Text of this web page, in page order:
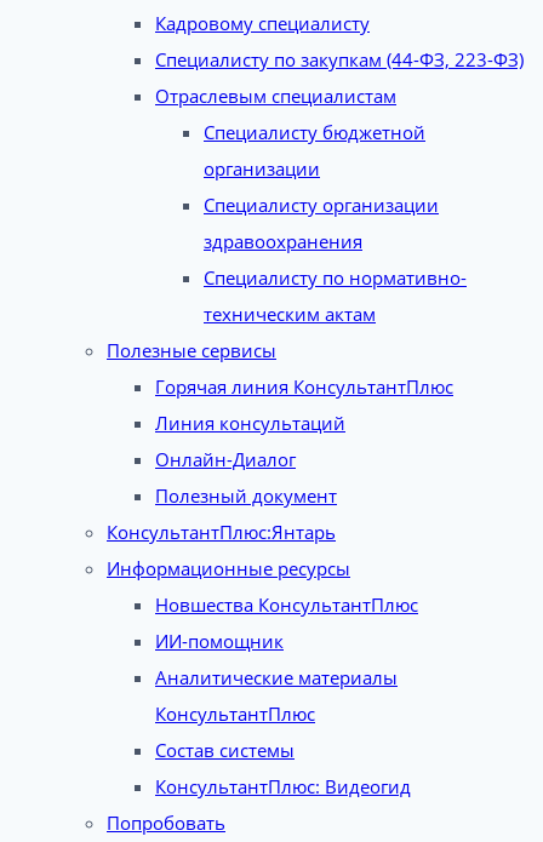
Кадровому специалисту
Специалисту по закупкам (44-ФЗ, 223-ФЗ)
Отраслевым специалистам
Специалисту бюджетной
организации
Специалисту организации
здравоохранения
Специалисту по нормативно-
техническим актам
Полезные сервисы
Горячая линия КонсультантПлюс
Линия консультаций
Онлайн-Диалог
Полезный документ
КонсультантПлюс:Янтарь
Информационные ресурсы
Новшества КонсультантПлюс
ИИ-помощник
Аналитические материалы
КонсультантПлюс
Состав системы
КонсультантПлюс: Видеогид
Попробовать